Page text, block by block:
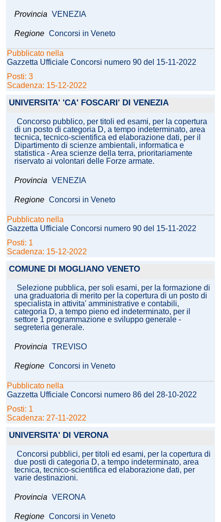
Provincia VENEZIA
Regione Concorsi in Veneto
Pubblicato nella
Gazzetta Ufficiale Concorsi numero 90 del 15-11-2022
Posti: 3
Scadenza: 15-12-2022
UNIVERSITA' 'CA' FOSCARI' DI VENEZIA
Concorso pubblico, per titoli ed esami, per la copertura
di un posto di categoria D, a tempo indeterminato, area
tecnica, tecnico-scientifica ed elaborazione dati, per il
Dipartimento di scienze ambientali, informatica e
statistica - Area scienze della terra, prioritariamente
riservato ai volontari delle Forze armate.
Provincia VENEZIA
Regione Concorsi in Veneto
Pubblicato nella
Gazzetta Ufficiale Concorsi numero 90 del 15-11-2022
Posti: 1
Scadenza: 15-12-2022
COMUNE DI MOGLIANO VENETO
Selezione pubblica, per soli esami, per la formazione di
una graduatoria di merito per la copertura di un posto di
specialista in attivita' amministrative e contabili,
categoria D, a tempo pieno ed indeterminato, per il
settore 1 programmazione e sviluppo generale -
segreteria generale.
Provincia TREVISO
Regione Concorsi in Veneto
Pubblicato nella
Gazzetta Ufficiale Concorsi numero 86 del 28-10-2022
Posti: 1
Scadenza: 27-11-2022
UNIVERSITA' DI VERONA
Concorsi pubblici, per titoli ed esami, per la copertura di
due posti di categoria D, a tempo indeterminato, area
tecnica, tecnico-scientifica ed elaborazione dati, per
varie destinazioni.
Provincia VERONA
Regione Concorsi in Veneto